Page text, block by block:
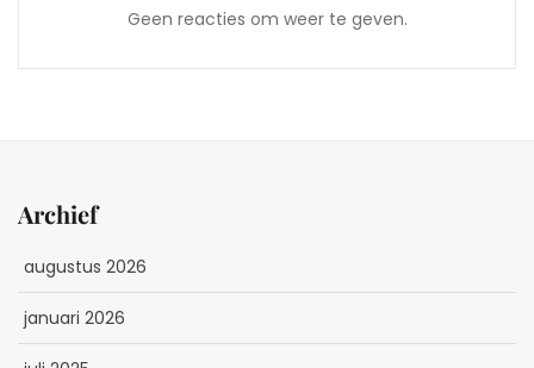
Geen reacties om weer te geven.
Archief
augustus 2026
januari 2026